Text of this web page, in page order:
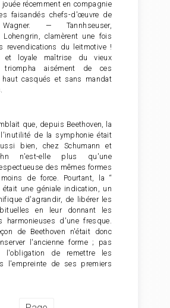
récemment en compagnie
faisandés chefs-d'œuvre de
— Tannhseuser,
Lohengrin, clamèrent une fois
revendications du leitmotive !
et loyale maîtrise du vieux
triompha aisément de ces
haut casqués et sans mandat
que, depuis Beethoven, la
de la symphonie était
bien, chez Schumann et
n'est-elle plus qu'une
des mêmes formes
de force. Pourtant, la “
était une géniale indication, un
d'agrandir, de libérer les
en leur donnant les
harmonieuses d'une fresque.
de Beethoven n'était donc
l'ancienne forme ; pas
l'obligation de remettre les
l'empreinte de ses premiers